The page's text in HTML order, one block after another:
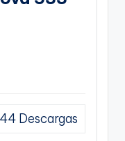
Descargas